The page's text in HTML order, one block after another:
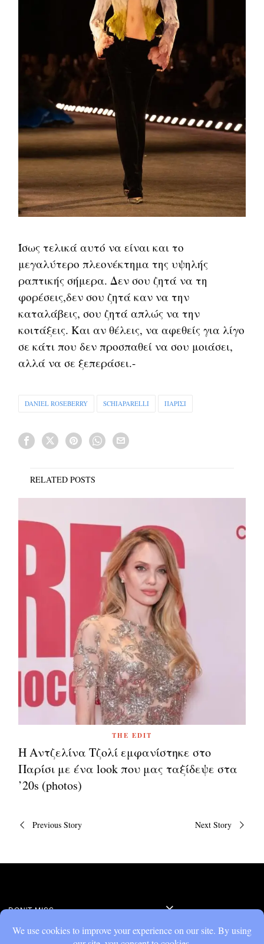
Ίσως τελικά αυτό να είναι και το
μεγαλύτερο πλεονέκτημα της υψηλής
ραπτικής σήμερα. Δεν σου ζητά να τη
φορέσεις,δεν σου ζητά καν να την
καταλάβεις, σου ζητά απλώς να την
κοιτάξεις. Και αν θέλεις, να αφεθείς για λίγο
σε κάτι που δεν προσπαθεί να σου μοιάσει,
αλλά να σε ξεπεράσει.-
DANIEL ROSEBERRY SCHIAPARELLI ΠΑΡΊΣΙ
RELATED POSTS
THE EDIT
Η Αντζελίνα Τζολί εμφανίστηκε στο
Παρίσι με ένα look που μας ταξίδεψε στα
’20s (photos)
Πλοήγηση
Previous Story Next Story
DON'T MISS
Η Αντζελίνα Τζολί